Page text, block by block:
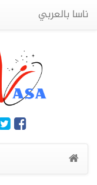
ناسا بالعربي